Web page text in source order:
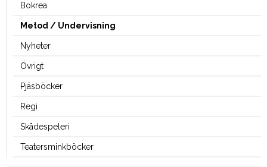
Bokrea
Metod / Undervisning
Nyheter
Övrigt
Pjäsböcker
Regi
Skådespeleri
Teatersminkböcker